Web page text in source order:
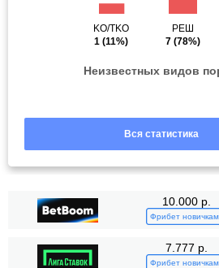
KO/TKO
1 (11%)
РЕШ
7(78%)
Неизвестных видов
Вся статистика
10.000 р.
Фрибет новичкам
7.777 р.
Фрибет новичкам